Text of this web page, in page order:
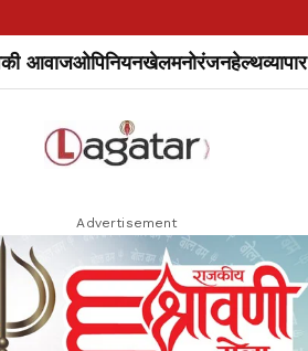
आवाजओपिनियनखेलमनोरंजनहेल्थव्यापार
Advertisement